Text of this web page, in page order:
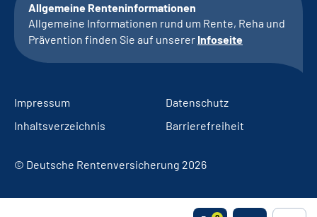
Allgemeine Renteninformationen
Allgemeine Informationen rund um Rente, Reha und
Prävention finden Sie auf unserer Infoseite
Impressum
Datenschutz
Inhaltsverzeichnis
Barrierefreiheit
© Deutsche Rentenversicherung 2026